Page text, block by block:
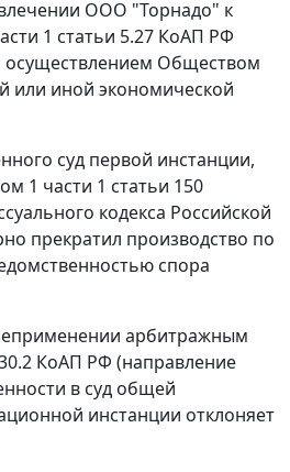
ООО "Торнадо" к
1 статьи 5.27 КоАП РФ
осуществлением Обществом
или иной экономической
суд первой инстанции,
1 части 1 статьи 150
кодекса Российской
прекратил производство по
спора
арбитражным
КоАП РФ (направление
в суд общей
инстанции отклоняет